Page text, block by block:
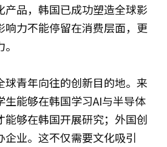
产品，韩国已成功塑造全球影
响力不能停留在消费层面，更
球青年向往的创新目的地。来
生能够在韩国学习AI与半导体
能够在韩国开展研究；外国创
企业。这不仅需要文化吸引